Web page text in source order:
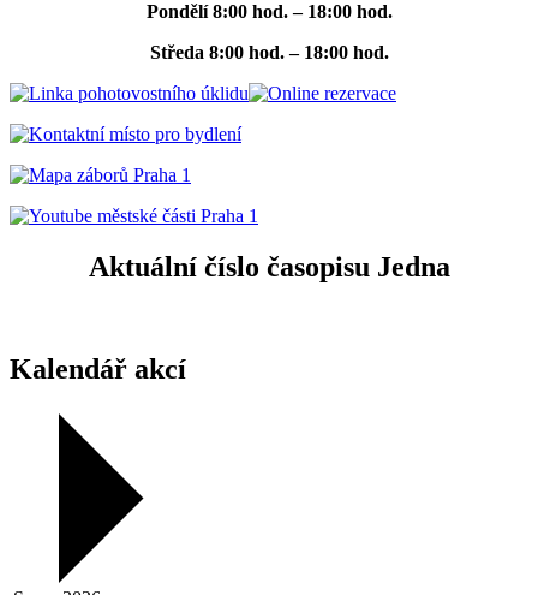
Pondělí 8:00 hod. – 18:00 hod.
Středa 8:00 hod. – 18:00 hod.
Aktuální číslo časopisu Jedna
Kalendář akcí